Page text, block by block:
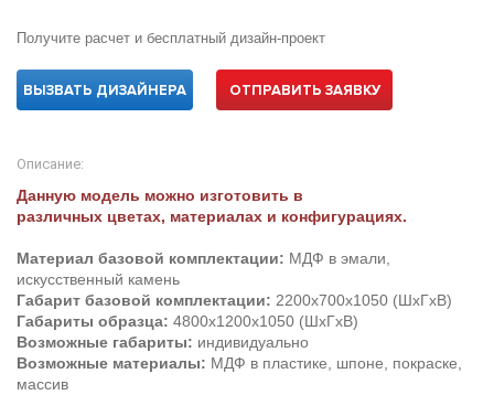
Получите расчет и бесплатный дизайн-проект
ВЫЗВАТЬ ДИЗАЙНЕРА ОТПРАВИТЬ ЗАЯВКУ
Описание:
Данную модель можно изготовить в
различных цветах, материалах и конфигурациях.
Материал базовой комплектации: МДФ в эмали,
искусственный камень
Габарит базовой комплектации: 2200х700х1050 (ШхГхВ)
Габариты образца: 4800х1200х1050 (ШхГхВ)
Возможные габариты: индивидуально
Возможные материалы: МДФ в пластике, шпоне, покраске,
массив